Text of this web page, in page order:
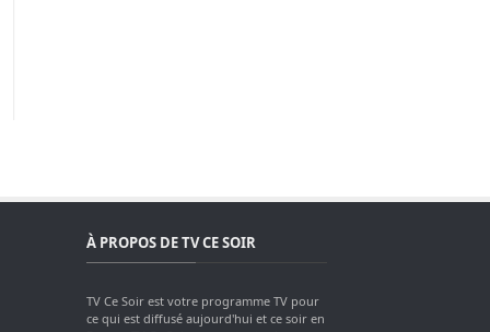
À PROPOS DE TV CE SOIR
TV Ce Soir est votre programme TV pour
ce qui est diffusé aujourd'hui et ce soir en